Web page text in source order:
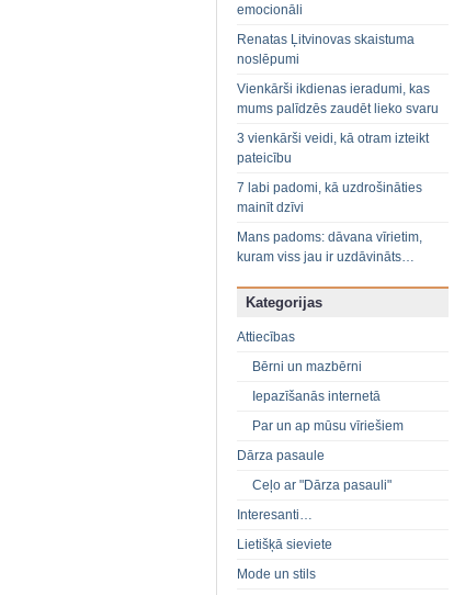
emocionāli
Renatas Ļitvinovas skaistuma
noslēpumi
Vienkārši ikdienas ieradumi, kas
mums palīdzēs zaudēt lieko svaru
3 vienkārši veidi, kā otram izteikt
pateicību
7 labi padomi, kā uzdrošināties
mainīt dzīvi
Mans padoms: dāvana vīrietim,
kuram viss jau ir uzdāvināts…
Kategorijas
Attiecības
Bērni un mazbērni
Iepazīšanās internetā
Par un ap mūsu vīriešiem
Dārza pasaule
Ceļo ar "Dārza pasauli"
Interesanti…
Lietišķā sieviete
Mode un stils